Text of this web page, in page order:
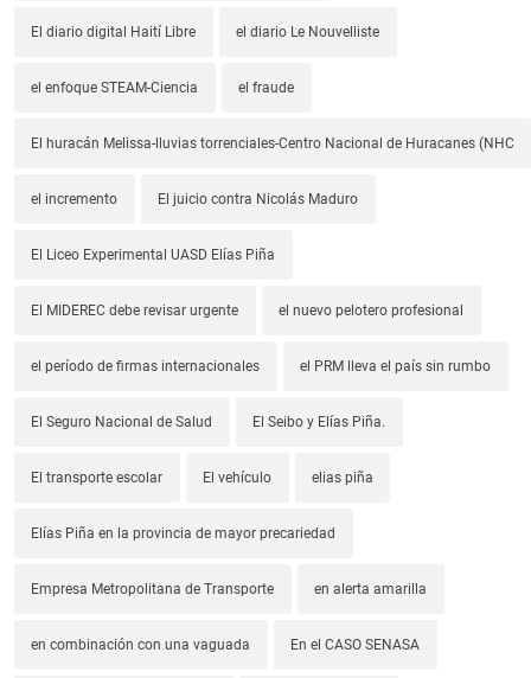
El diario digital Haití Libre el diario Le Nouvelliste
el enfoque STEAM-Ciencia el fraude
El huracán Melissa-lluvias torrenciales-Centro Nacional de Huracanes (NHC
el incremento El juicio contra Nicolás Maduro
El Liceo Experimental UASD Elías Piña
El MIDEREC debe revisar urgente el nuevo pelotero profesional
el período de firmas internacionales el PRM lleva el país sin rumbo
El Seguro Nacional de Salud El Seibo y Elías Piña.
El transporte escolar El vehículo elias piña
Elías Piña en la provincia de mayor precariedad
Empresa Metropolitana de Transporte en alerta amarilla
en combinación con una vaguada En el CASO SENASA